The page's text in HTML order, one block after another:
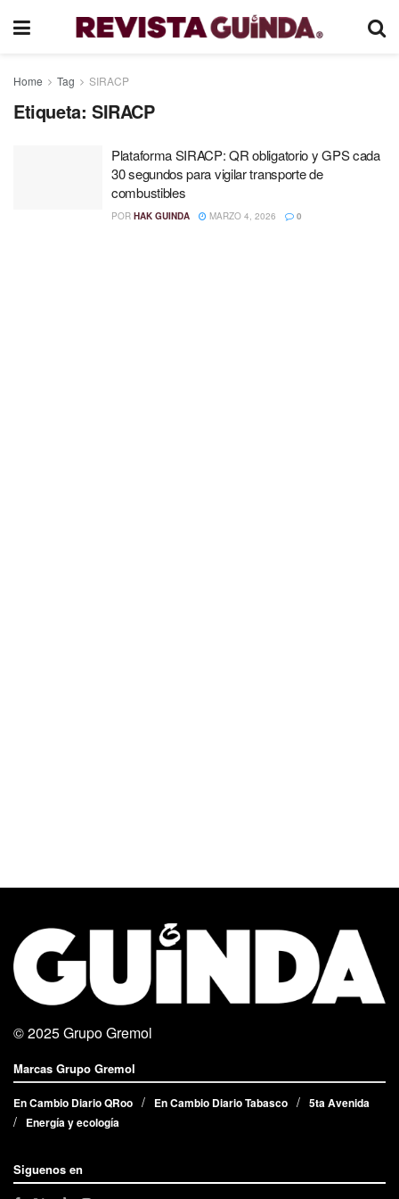
Home Tag SIRACP
Etiqueta: SIRACP
Plataforma SIRACP: QR obligatorio y GPS cada
30 segundos para vigilar transporte de
combustibles
POR HAK GUINDA MARZO 4, 2026 0
© 2025Grupo Gremol
Marcas Grupo Gremol
En Cambio Diario QRoo En Cambio Diario Tabasco
5ta Avenida
Energía y ecología
Siguenos en